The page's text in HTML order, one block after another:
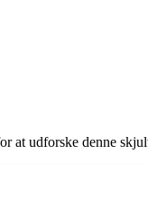
at udforske denne